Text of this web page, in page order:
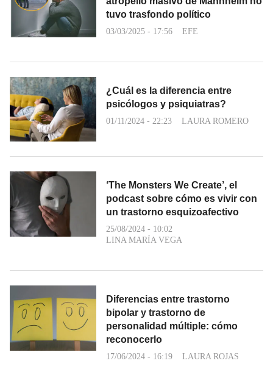
tuvo trasfondo político
03/03/2025 - 17:56 EFE
¿Cuál es la diferencia entre
psicólogos y psiquiatras?
01/11/2024 - 22:23 LAURA ROMERO
‘The Monsters We Create’, el
podcast sobre cómo es vivir con
un trastorno esquizoafectivo
25/08/2024 - 10:02
LINA MARÍA VEGA
Diferencias entre trastorno
bipolar y trastorno de
personalidad múltiple: cómo
reconocerlo
17/06/2024 - 16:19 LAURA ROJAS